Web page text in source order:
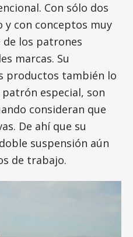
Con sólo dos
y con conceptos muy
de los patrones
marcas. Su
productos también lo
especial, son
consideran que
De ahí que su
suspensión aún
de trabajo.